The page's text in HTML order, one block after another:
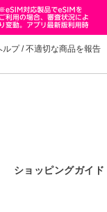
ルプ/不適切な商品を報告